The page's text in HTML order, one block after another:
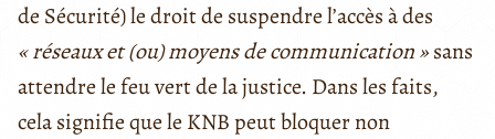
de Sécurité) le droit de suspendre l’accès à des
« réseaux et (ou) moyens de communication »sans
attendre le feu vert de la justice. Dans les faits,
cela signifie que le KNB peut bloquer non